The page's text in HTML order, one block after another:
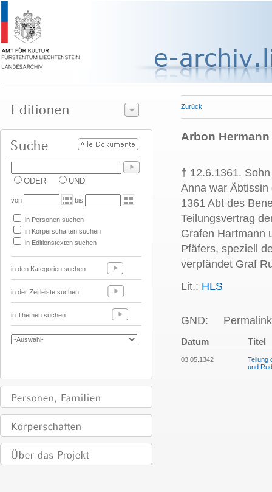
ODER UND
von bis
in Personen suchen
in Körperschaften suchen
in Editionstexten suchen
in den Kategorien suchen
in der Zeitleiste suchen
in Themen suchen
Zurück
Arbon
† 12.6.1361.
Anna war
1361 Abt des
Teilungsvertrag
Grafen Hartmann
Pfäfers, speziell
verpfändet Graf
Lit.: HLS
GND:
Datum Titel
03.05.1342
Teilung
und